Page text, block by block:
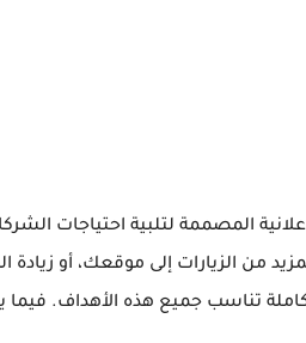
المصممة لتلبية احتياجات
من الزيارات إلى موقعك، أو زيادة
تناسب جميع هذه الأهداف.